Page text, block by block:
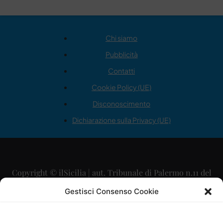
Gestisci Consenso Cookie
Chi siamo
Pubblicità
Contatti
Cookie Policy (UE)
Disconoscimento
Dichiarazione sulla Privacy (UE)
Copyright © ilSicilia | aut. Tribunale di Palermo n.11 del
29/09/2015